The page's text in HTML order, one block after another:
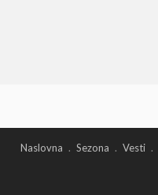
Naslovna Sezona Vesti